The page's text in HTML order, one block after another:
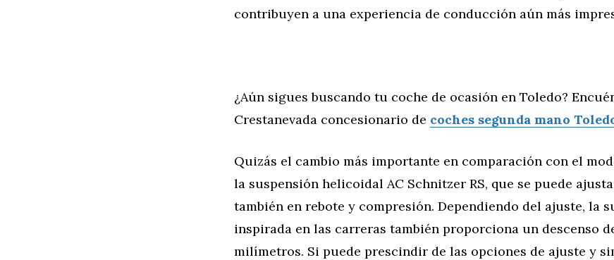
contribuyen a una experiencia de conducción aún más
¿Aún sigues buscando tu coche de ocasión en Toledo?
Crestanevada concesionario de coches segunda mano
Quizás el cambio más importante en comparación con el
la suspensión helicoidal AC Schnitzer RS, que se puede
también en rebote y compresión. Dependiendo del ajuste, la
inspirada en las carreras también proporciona un descenso
milímetros. Si puede prescindir de las opciones de ajuste y